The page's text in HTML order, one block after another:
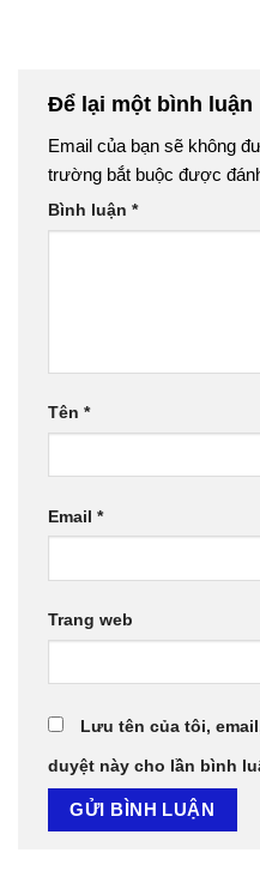
Để lại một bình luận
Email của bạn sẽ không
trường bắt buộc được
Bình luận *
Tên *
Email *
Trang web
Lưu tên của tôi,
duyệt này cho lần bình